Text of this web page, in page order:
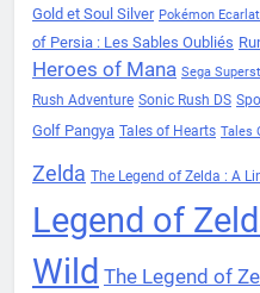
Gold et Soul Silver Pokémon
of Persia : Les Sables Oubliés
Heroes of Mana Sega
Rush Adventure Sonic Rush DS
Golf Pangya Tales of Hearts Tales
Zelda The Legend of Zelda : A
Legend of
Wild The Legend of